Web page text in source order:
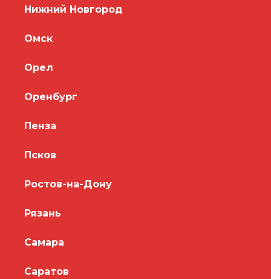
Нижний Новгород
Омск
Орел
Оренбург
Пенза
Псков
Ростов-на-Дону
Рязань
Самара
Саратов